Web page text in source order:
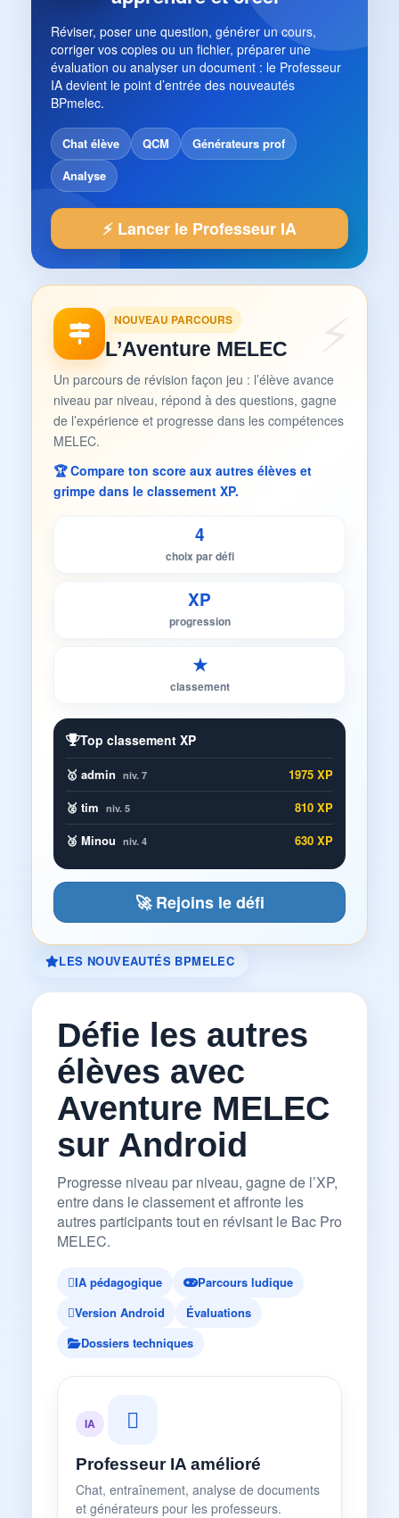
Réviser, poser une question, générer un cours,
corriger vos copies ou un fichier, préparer une
évaluation ou analyser un document : le Professeur
IA devient le point d’entrée des nouveautés
BPmelec.
Chat élève QCM
Générateurs prof
Analyse
⚡ Lancer le Professeur IA
NOUVEAU PARCOURS
L’Aventure MELEC
Un parcours de révision façon jeu : l’élève avance
niveau par niveau, répond à des questions, gagne
de l’expérience et progresse dans les compétences
MELEC.
🏆 Compare ton score aux autres élèves et
grimpe dans le classement XP.
4
choix par défi
XP
progression
★
classement
Top classement XP
🥇 admin niv. 7
1975 XP
🥈 tim niv. 5
810 XP
🥉 Minou niv. 4 630 XP
🚀 Rejoins le défi
LES NOUVEAUTÉS BPMELEC
Défie les autres
élèves avec
Aventure MELEC
sur Android
Progresse niveau par niveau, gagne de l’XP,
entre dans le classement et affronte les
autres participants tout en révisant le Bac Pro
MELEC.
IA pédagogique
Parcours ludique
Version Android
Évaluations
Dossiers techniques
IA
Professeur IA amélioré
Chat, entraînement, analyse de documents
et générateurs pour les professeurs.